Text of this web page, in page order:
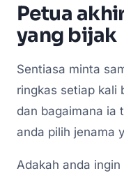
Petua
yang bijak
Sentiasa minta
ringkas setiap kali
dan bagaimana ia
anda pilih jenama
Adakah anda